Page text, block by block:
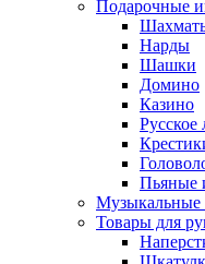
Подарочные
Нарды
Шашки
Домино
Казино
Русское
Пьяные
Музыкальные
Товары для